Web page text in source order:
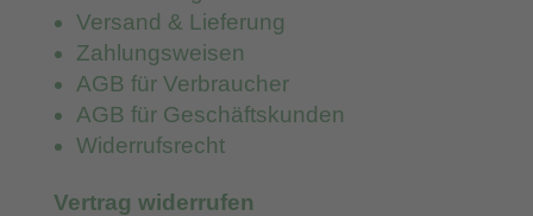
Versand & Lieferung
Zahlungsweisen
AGB für Verbraucher
AGB für Geschäftskunden
Widerrufsrecht
Vertrag widerrufen